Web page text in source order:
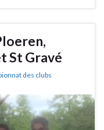
St Gravé
des clubs